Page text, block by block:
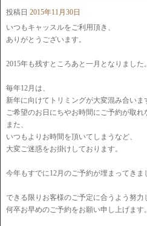
投稿日 2015年11月30日
いつもキャッスルをご利用頂き、
ありがとうございます。
2015年も残すところあと一月となりました。
毎年12月は、
新年に向けてトリミングが大変混み合いま
ご希望のお日にちやお時間にご予約が取れ
また、
いつもよりお時間を頂いてしまうなど、
大変ご迷惑をお掛けしております。
今年もすでに12月のご予約が埋まってきま
できる限りお客様のご予定に合うよう努力
何卒お早めのご予約をお願い申し上げます。